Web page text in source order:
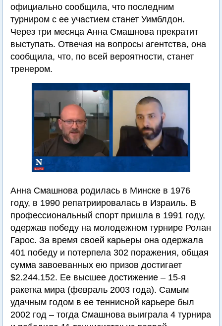
официально сообщила, что последним
турниром с ее участием станет Уимблдон.
Через три месяца Анна Смашнова прекратит
выступать. Отвечая на вопросы агентства, она
сообщила, что, по всей вероятности, станет
тренером.
Анна Смашнова родилась в Минске в 1976
году, в 1990 репатриировалась в Израиль. В
профессиональный спорт пришла в 1991 году,
одержав победу на молодежном турнире Ролан
Гарос. За время своей карьеры она одержала
401 победу и потерпела 302 поражения, общая
сумма завоеванных ею призов достигает
$2.244.152. Ее высшее достижение – 15-я
ракетка мира (февраль 2003 года). Самым
удачным годом в ее теннисной карьере был
2002 год – тогда Смашнова выиграла 4 турнира